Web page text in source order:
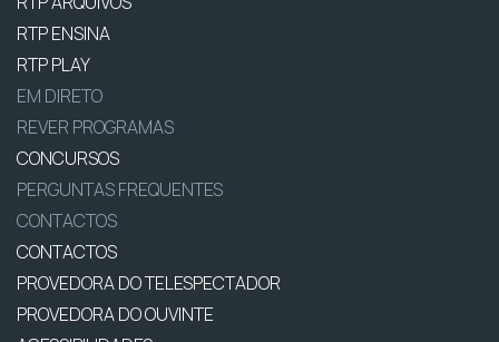
RTP ENSINA
RTP PLAY
EM DIRETO
REVER PROGRAMAS
CONCURSOS
PERGUNTAS FREQUENTES
CONTACTOS
CONTACTOS
PROVEDORA DO TELESPECTADOR
PROVEDORA DO OUVINTE